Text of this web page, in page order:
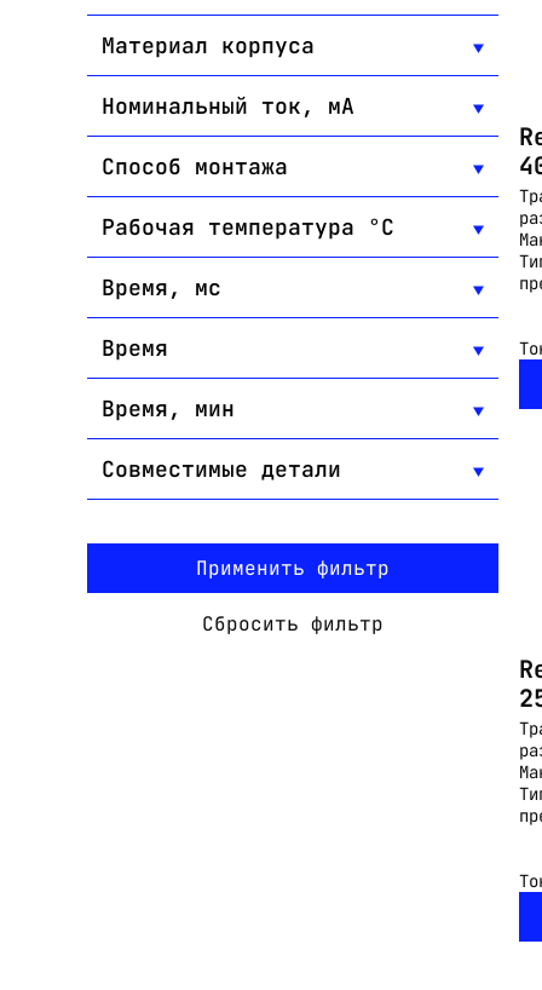
Материал корпуса
Номинальный ток, мА
Способ монтажа
Рабочая температура °C
Время, мс
Время
Время, мин
Совместимые детали
Применить фильтр
Сбросить фильтр